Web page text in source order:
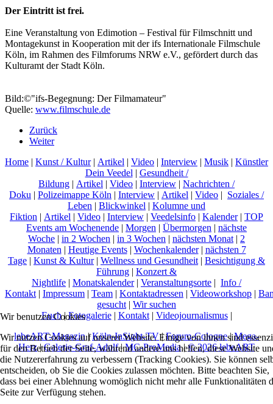
Der Eintritt ist frei.
Eine Veranstaltung von Edimotion – Festival für Filmschnitt und
Montagekunst in Kooperation mit der ifs Internationale Filmschule
Köln, im Rahmen des Filmforums NRW e.V., gefördert durch das
Kulturamt der Stadt Köln.
Bild:©"ifs-Begegnung: Der Filmamateur"
Quelle: www.filmschule.de
Zurück
Weiter
Home | Kunst / Kultur| Artikel | Video | Interview | Musik | Künstler
Dein Veedel | Gesundheit /
Bildung | Artikel | Video | Interview | Nachrichten /
Doku | Polizeimappe Köln | Interview | Artikel | Video | Soziales /
Leben | Blickwinkel | Kolumne und
Fiktion | Artikel | Video | Interview | Veedelsinfo | Kalender| TOP
Events am Wochenende | Morgen | Übermorgen | nächste
Woche | in 2 Wochen | in 3 Wochen | nächsten Monat | 2
Monaten | Heutige Events| Wochenkalender| nächsten 7
Tage | Kunst & Kultur| Wellness und Gesundheit | Besichtigung &
Führung | Konzert &
Nightlife | Monatskalender| Veranstaltungsorte | Info /
Kontakt | Impressum | Team | Kontaktadressen | Videoworkshop |
gesucht | Wir suchen
Euch|Fotogalerie| Kontakt| Videojournalismus|
lebeART-Magazin|Köln-InSight-TV|Forum-Cologne|Mega-
Herz|Galerie-Graf-Adolf|MC-ProMedia|© 2026 lebeART
Wir benutzen Cookies
Wir nutzen Cookies auf unserer Website. Einige von ihnen sind
für den Betrieb der Seite, während andere uns helfen, diese Website
die Nutzererfahrung zu verbessern (Tracking Cookies). Sie können
entscheiden, ob Sie die Cookies zulassen möchten. Bitte beachten Sie,
dass bei einer Ablehnung womöglich nicht mehr alle Funktionalitäten
Seite zur Verfügung stehen.